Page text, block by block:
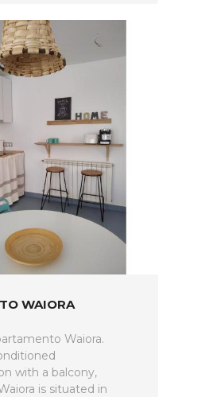
WAIORA
Waiora.
with a balcony,
is situated in